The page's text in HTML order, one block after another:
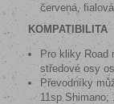
červená,
KOMPATIBILITA
Pro kliky Road
středové osy
Převodníky
11sp Shimano;